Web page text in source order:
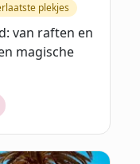
plekjes
van raften en
magische